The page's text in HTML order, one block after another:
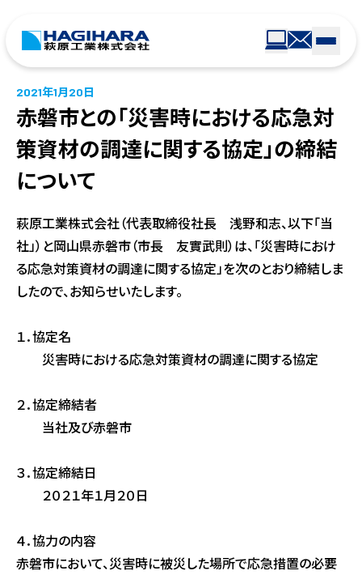
2021年1月20日
赤磐市との「災害時における応急対
策資材の調達に関する協定」の締結
について
萩原工業株式会社（代表取締役社長 浅野和志、以下「当
社」）と岡山県赤磐市（市長 友實武則）は、「災害時におけ
る応急対策資材の調達に関する協定」を次のとおり締結しま
したので、お知らせいたします。
１．協定名
災害時における応急対策資材の調達に関する協定
２．協定締結者
当社及び赤磐市
３．協定締結日
２０２１年１月２０日
４．協力の内容
赤磐市において、災害時に被災した場所で応急措置の必要